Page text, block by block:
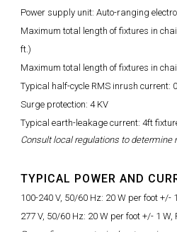
Power supply unit: Auto-ranging
Maximum total length of fixtures in
ft.)
Maximum total length of fixtures in
Typical half-cycle RMS inrush current:
Surge protection: 4 KV
Typical earth-leakage current: 4ft
Consult local regulations to determine
TYPICAL POWER AND
100-240 V, 50/60 Hz: 20 W per foot +/-
277 V, 50/60 Hz: 20 W per foot +/- 1 W,